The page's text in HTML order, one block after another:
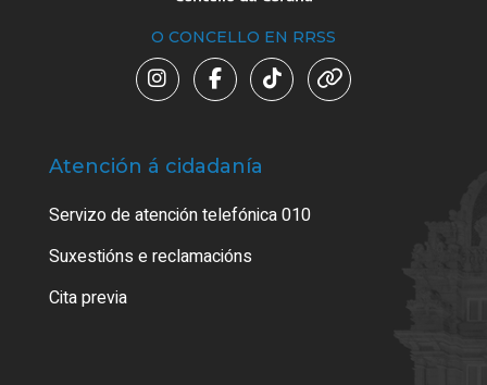
O CONCELLO EN RRSS
Atención á cidadanía
Servizo de atención telefónica 010
Suxestións e reclamacións
Cita previa